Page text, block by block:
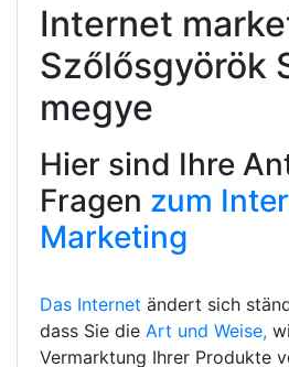
Internet
Szőlősgyörök
megye
Hier sind Ihre
Fragen zum
Marketing
Das Internet ändert sich
dass Sie die Art und Weise,
Vermarktung Ihrer Produkte